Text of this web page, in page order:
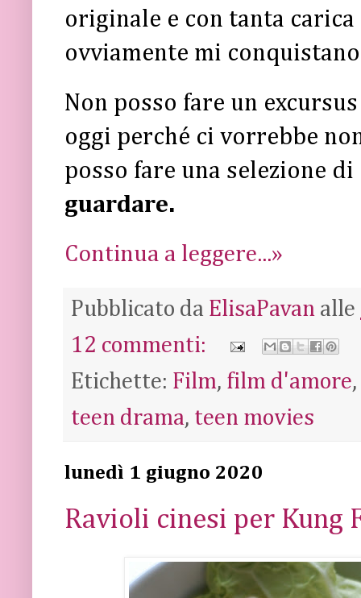
originale e con tanta carica
ovviamente mi
Non posso fare un
oggi perché ci vorrebbe
posso fare una selezione di
guardare.
Continua a leggere...»
Pubblicato da ElisaPavan alle
12 commenti:
Etichette: Film, film d'amore,
teen drama, teen movies
lunedì 1 giugno 2020
Ravioli cinesi per Kung